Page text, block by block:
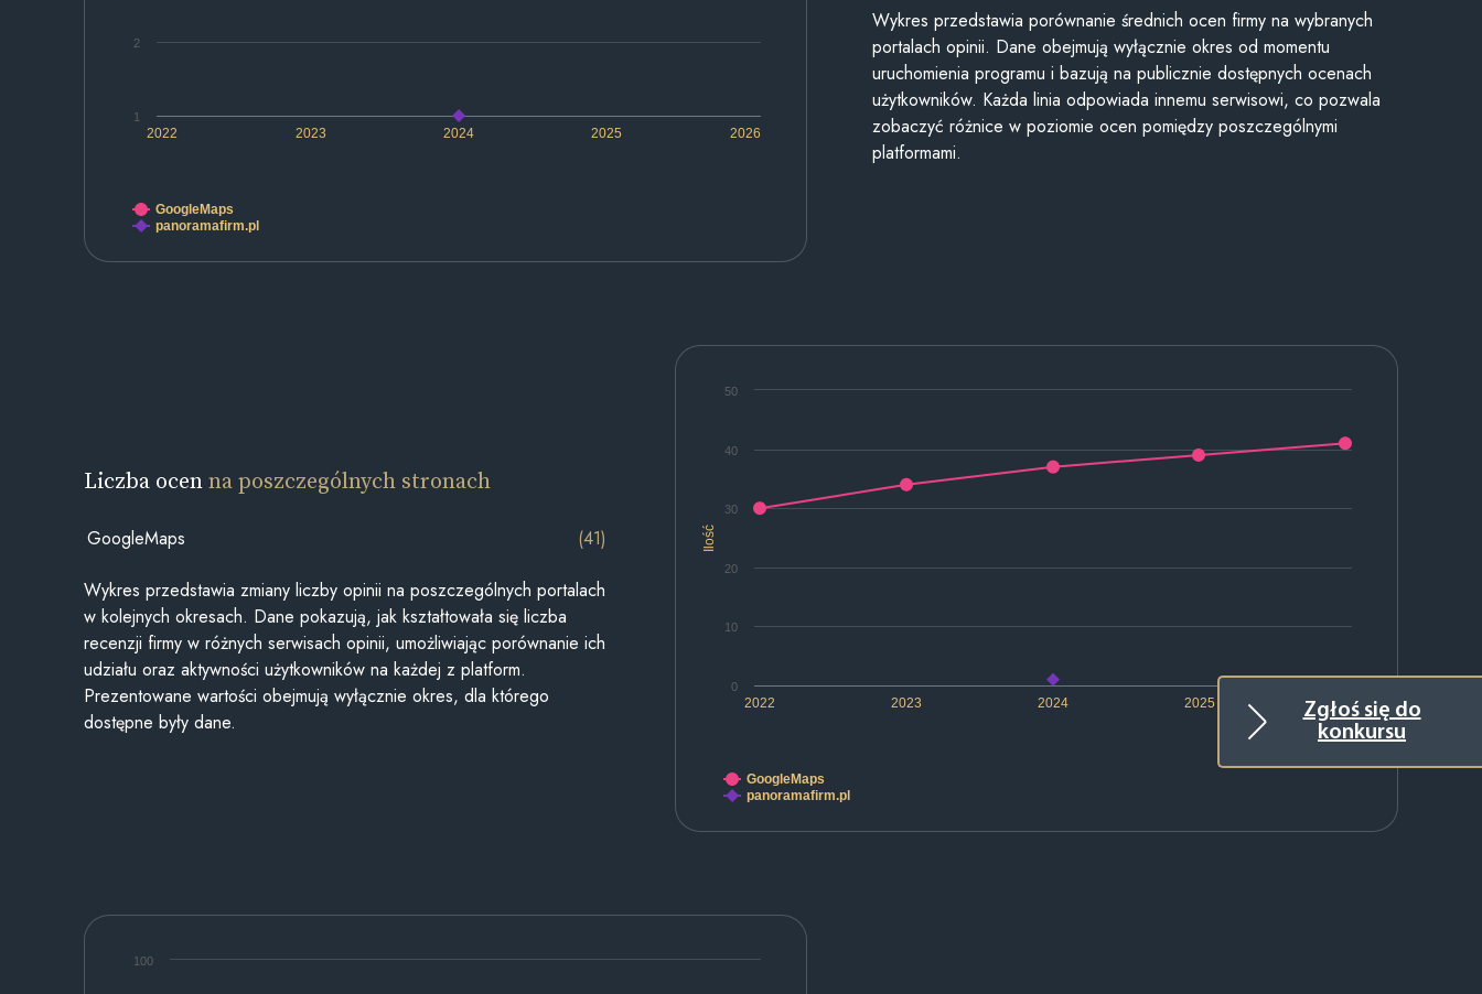
Zgłoś się do
konkursu
2022 2023 2024 2025 2026
1
2
GoogleMaps
panoramafirm.pl
Wykres przedstawia porównanie średnich ocen firmy na wybranych
portalach opinii. Dane obejmują wyłącznie okres od momentu
uruchomienia programu i bazują na publicznie dostępnych ocenach
użytkowników. Każda linia odpowiada innemu serwisowi, co pozwala
zobaczyć różnice w poziomie ocen pomiędzy poszczególnymi
platformami.
Ilość
2022 2023 2024 2025 2026
0
10
20
30
40
50
GoogleMaps
panoramafirm.pl
Liczba ocenna poszczególnych stronach
GoogleMaps (41)
Wykres przedstawia zmiany liczby opinii na poszczególnych portalach
w kolejnych okresach. Dane pokazują, jak kształtowała się liczba
recenzji firmy w różnych serwisach opinii, umożliwiając porównanie ich
udziału oraz aktywności użytkowników na każdej z platform.
Prezentowane wartości obejmują wyłącznie okres, dla którego
dostępne były dane.
100